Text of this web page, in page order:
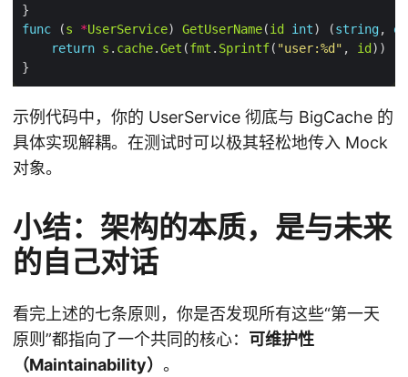
func (s *UserService) GetUserName(id int) (string,
return s . cache.Get (fmt . Sprintf( "user:%d" , id
示例代码中，你的 UserService 彻底与 BigCache 的
具体实现解耦。在测试时可以极其轻松地传入 Mock
对象。
小结：架构的本质，是与未来
的自己对话
看完上述的七条原则，你是否发现所有这些“第一天
原则”都指向了一个共同的核心： 可维护性
（Maintainability） 。